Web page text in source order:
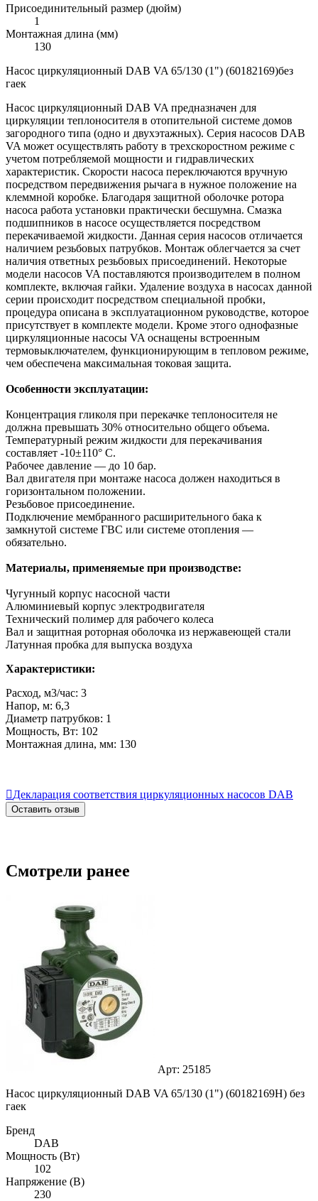
Присоединительный размер (дюйм)
1
Монтажная длина (мм)
130
Насос циркуляционный DAB VA 65/130 (1") (60182169)без
гаек
Насос циркуляционный DAB VA предназначен для
циркуляции теплоносителя в отопительной системе домов
загородного типа (одно и двухэтажных). Серия насосов DAB
VA может осуществлять работу в трехскоростном режиме с
учетом потребляемой мощности и гидравлических
характеристик. Скорости насоса переключаются вручную
посредством передвижения рычага в нужное положение на
клеммной коробке. Благодаря защитной оболочке ротора
насоса работа установки практически бесшумна. Смазка
подшипников в насосе осуществляется посредством
перекачиваемой жидкости. Данная серия насосов отличается
наличием резьбовых патрубков. Монтаж облегчается за счет
наличия ответных резьбовых присоединений. Некоторые
модели насосов VA поставляются производителем в полном
комплекте, включая гайки. Удаление воздуха в насосах данной
серии происходит посредством специальной пробки,
процедура описана в эксплуатационном руководстве, которое
присутствует в комплекте модели. Кроме этого однофазные
циркуляционные насосы VA оснащены встроенным
термовыключателем, функционирующим в тепловом режиме,
чем обеспечена максимальная токовая защита.
Особенности эксплуатации:
Концентрация гликоля при перекачке теплоносителя не
должна превышать 30% относительно общего объема.
Температурный режим жидкости для перекачивания
составляет -10±110° С.
Рабочее давление — до 10 бар.
Вал двигателя при монтаже насоса должен находиться в
горизонтальном положении.
Резьбовое присоединение.
Подключение мембранного расширительного бака к
замкнутой системе ГВС или системе отопления —
обязательно.
Материалы, применяемые при производстве:
Чугунный корпус насосной части
Алюминиевый корпус электродвигателя
Технический полимер для рабочего колеса
Вал и защитная роторная оболочка из нержавеющей стали
Латунная пробка для выпуска воздуха
Характеристики:
Расход, м3/час: 3
Напор, м: 6,3
Диаметр патрубков: 1
Мощность, Вт: 102
Монтажная длина, мм: 130
Декларация соответствия циркуляционных насосов DAB
Оставить отзыв
Смотрели ранее
Арт: 25185
Насос циркуляционный DAB VA 65/130 (1") (60182169H) без
гаек
Бренд
DAB
Мощность (Вт)
102
Напряжение (В)
230